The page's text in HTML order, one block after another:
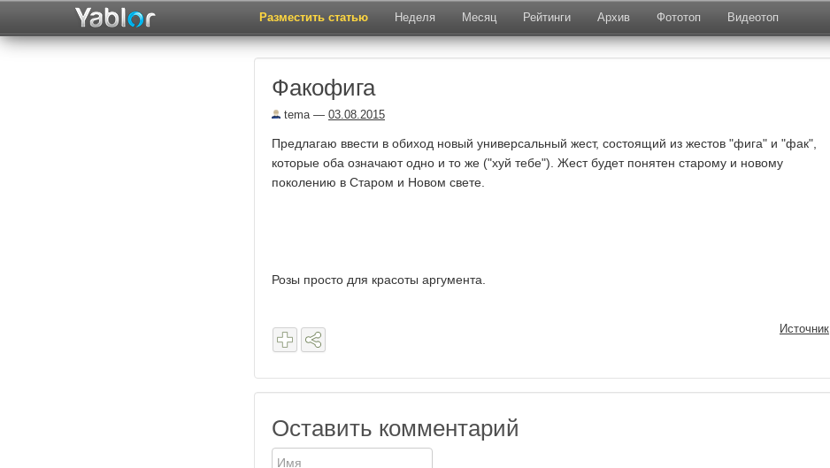
Разместить статью Неделя Месяц Рейтинги Архив Фототоп Видеотоп
Факофига
tema— 03.08.2015
Предлагаю ввести в обиход новый универсальный жест, состоящий из жестов "фига" и "фак",
которые оба означают одно и то же ("хуй тебе"). Жест будет понятен старому и новому
поколению в Старом и Новом свете.
Розы просто для красоты аргумента.
Источник
Оставить комментарий